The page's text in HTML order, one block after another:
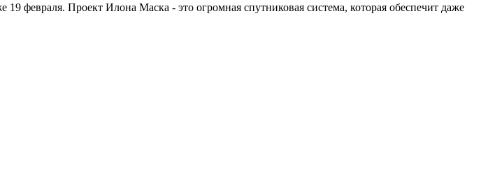
февраля. Проект Илона Маска - это огромная спутниковая система, которая обеспечит даже